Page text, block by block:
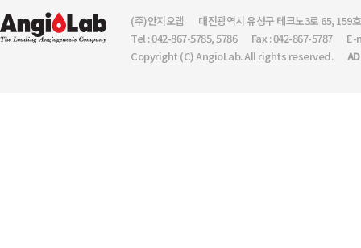
(주)안지오랩
대전광역시 유성구 테크노3로 65, 159
Tel : 042-867-5785, 5786
Fax : 042-867-5787
E-
Copyright (C) AngioLab. All rights reserved.